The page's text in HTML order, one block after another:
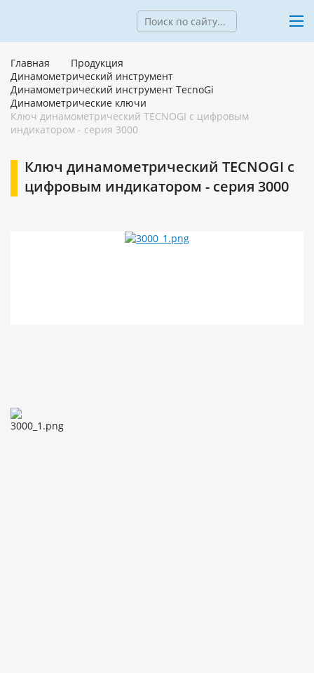
Главная
Продукция
Динамометрический инструмент
Динамометрический инструмент TecnoGi
Динамометрические ключи
Ключ динамометрический TECNOGI с цифровым
индикатором - серия 3000
Ключ динамометрический TECNOGI с
цифровым индикатором - серия 3000